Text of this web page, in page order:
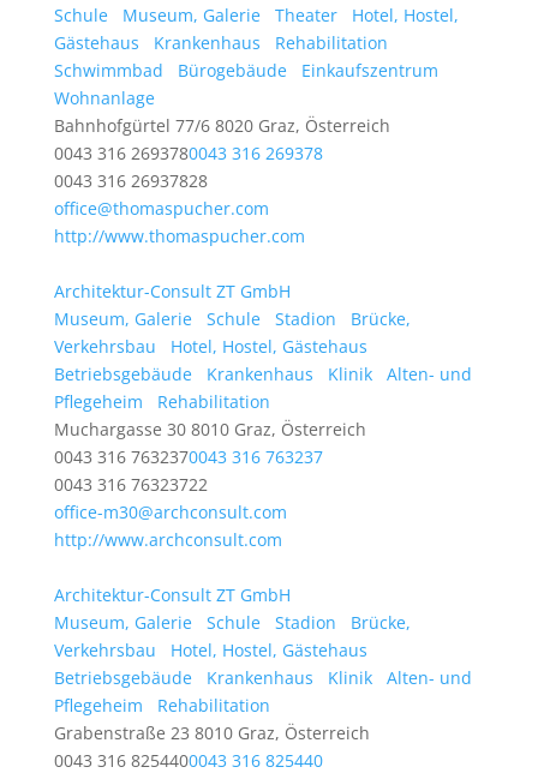
Schule
Museum, Galerie Theater
Hotel, Hostel,
Gästehaus
Krankenhaus
Rehabilitation
Schwimmbad
Bürogebäude
Einkaufszentrum
Wohnanlage
Bahnhofgürtel 77/6 8020 Graz, Österreich
0043 316 2693780043 316 269378
0043 316 26937828
office@thomaspucher.com
http://www.thomaspucher.com
Architektur-Consult ZT GmbH
Museum, Galerie
Schule Stadion
Brücke,
Verkehrsbau
Hotel, Hostel, Gästehaus
Betriebsgebäude
Krankenhaus Klinik
Alten- und
Pflegeheim
Rehabilitation
Muchargasse 30 8010 Graz, Österreich
0043 316 7632370043 316 763237
0043 316 76323722
office-m30@archconsult.com
http://www.archconsult.com
Architektur-Consult ZT GmbH
Museum, Galerie
Schule Stadion
Brücke,
Verkehrsbau
Hotel, Hostel, Gästehaus
Betriebsgebäude
Krankenhaus Klinik
Alten- und
Pflegeheim
Rehabilitation
Grabenstraße 23 8010 Graz, Österreich
0043 316 8254400043 316 825440